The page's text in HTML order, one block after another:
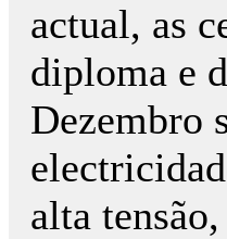
actual, as
diploma e
Dezembro
alta